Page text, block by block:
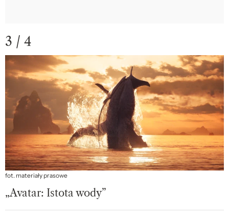
3 / 4
fot. materiały prasowe
„Avatar: Istota wody”